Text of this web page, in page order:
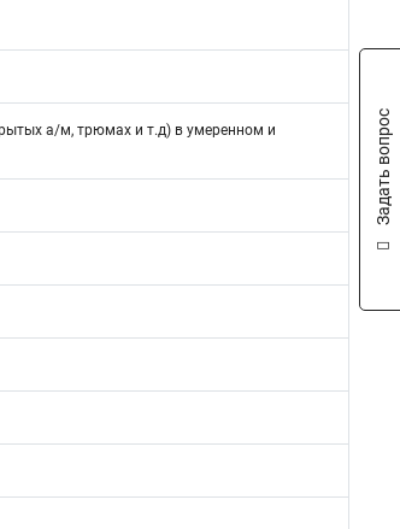
а/м, трюмах и т.д) в умеренном и
Задать вопрос